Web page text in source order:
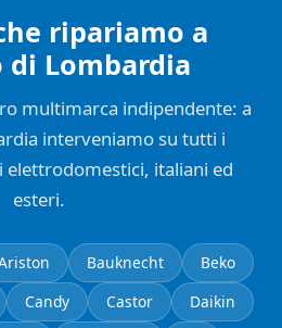
ripariamo a
di Lombardia
multimarca indipendente: a
interveniamo su tutti i
elettrodomestici, italiani ed
esteri.
Bauknecht
Beko
Candy Castor
Daikin